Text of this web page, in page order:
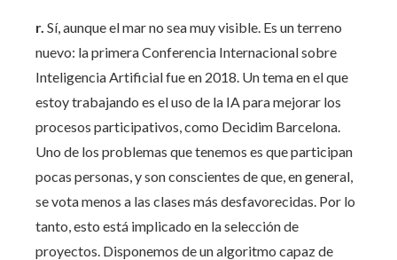
r. Sí, aunque el mar no sea muy visible. Es un terreno
nuevo: la primera Conferencia Internacional sobre
Inteligencia Artificial fue en 2018. Un tema en el que
estoy trabajando es el uso de la IA para mejorar los
procesos participativos, como Decidim Barcelona.
Uno de los problemas que tenemos es que participan
pocas personas, y son conscientes de que, en general,
se vota menos a las clases más desfavorecidas. Por lo
tanto, esto está implicado en la selección de
proyectos. Disponemos de un algoritmo capaz de